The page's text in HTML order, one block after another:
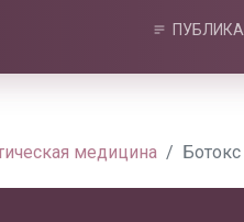
медицина